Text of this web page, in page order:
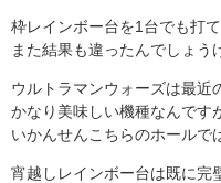
枠レインボー台を1台でも打て
また結果も違ったんでしょう
ウルトラマンウォーズは最近
かなり美味しい機種なんです
いかんせんこちらのホールで
宵越しレインボー台は既に完